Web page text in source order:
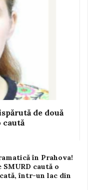
de două
în Prahova!
caută o
într-un lac din